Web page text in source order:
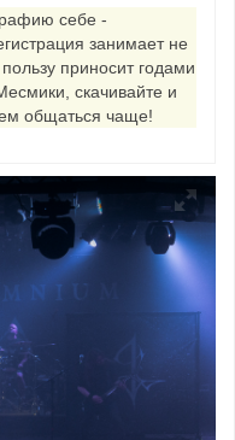
сингл под названием «...
и клип «Everybod...
себе -
занимает не
приносит годами
скачивайте и
общаться чаще!